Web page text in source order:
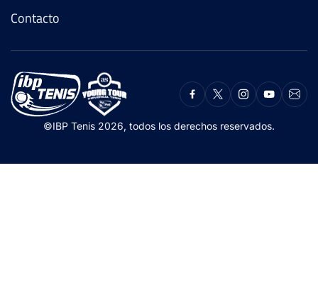
Contacto
©IBP Tenis 2026, todos los derechos reservados.